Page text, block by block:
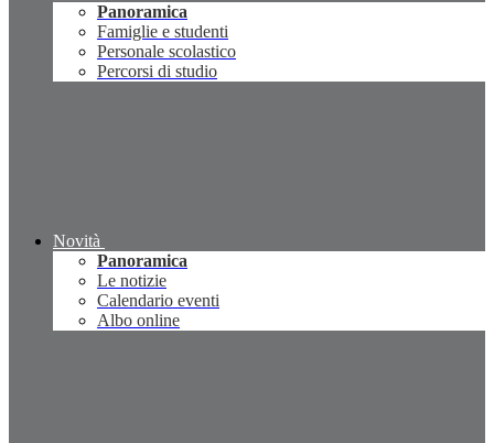
Panoramica
Famiglie e studenti
Personale scolastico
Percorsi di studio
Novità
Panoramica
Le notizie
Calendario eventi
Albo online